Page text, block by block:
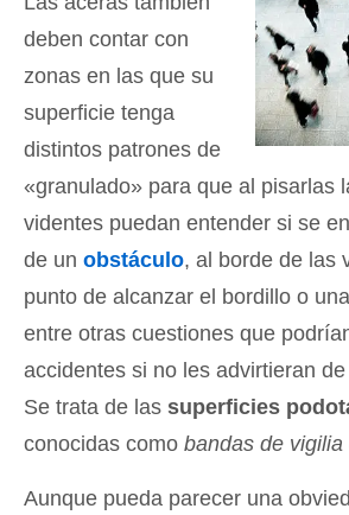
deben contar con
zonas en las que su
superficie tenga
distintos patrones de
«granulado» para que al pisarlas
videntes puedan entender si se
de un obstáculo, al borde de las
punto de alcanzar el bordillo o
entre otras cuestiones que
accidentes si no les advirtieran
Se trata de las superficies
conocidas como bandas de
Aunque pueda parecer una